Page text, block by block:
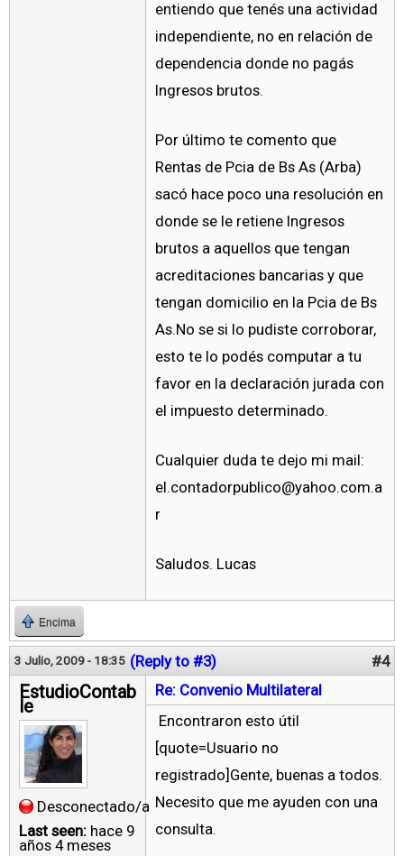
entiendo que tenés una actividad
independiente, no en relación de
dependencia donde no pagás
Ingresos brutos.
Por último te comento que
Rentas de Pcia de Bs As (Arba)
sacó hace poco una resolución en
donde se le retiene Ingresos
brutos a aquellos que tengan
acreditaciones bancarias y que
tengan domicilio en la Pcia de Bs
As.No se si lo pudiste corroborar,
esto te lo podés computar a tu
favor en la declaración jurada con
el impuesto determinado.
Cualquier duda te dejo mi mail:
el.contadorpublico@yahoo.com.a
r
Saludos. Lucas
Encima
3 Julio, 2009 - 18:35 (Reply to #3) #4
EstudioContab
le
Desconectado/a
Last seen: hace 9
años 4 meses
Re: Convenio Multilateral
Encontraron esto útil
[quote=Usuario no
registrado]Gente, buenas a todos.
Necesito que me ayuden con una
consulta.